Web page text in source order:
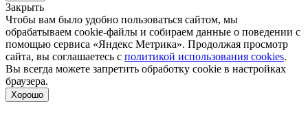
Закрыть
Чтобы вам было удобно пользоваться сайтом, мы
обрабатываем cookie-файлы и собираем данные о поведении с
помощью сервиса «Яндекс Метрика». Продолжая просмотр
сайта, вы соглашаетесь с политикой использования cookies.
Вы всегда можете запретить обработку cookie в настройках
браузера.
Хорошо